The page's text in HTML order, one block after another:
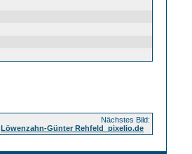
Nächstes Bild:
Löwenzahn-Günter Rehfeld_pixelio.de